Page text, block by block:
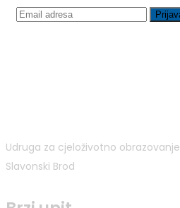
Udruga za cjeloživotno obrazovanje
Slavonski Brod